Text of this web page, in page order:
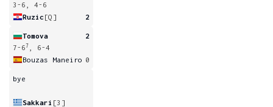
3-6, 4-6
Ruzic [Q] 2
Tomova
2
7-67
, 6-4
Bouzas Maneiro 0
bye
Sakkari [3]